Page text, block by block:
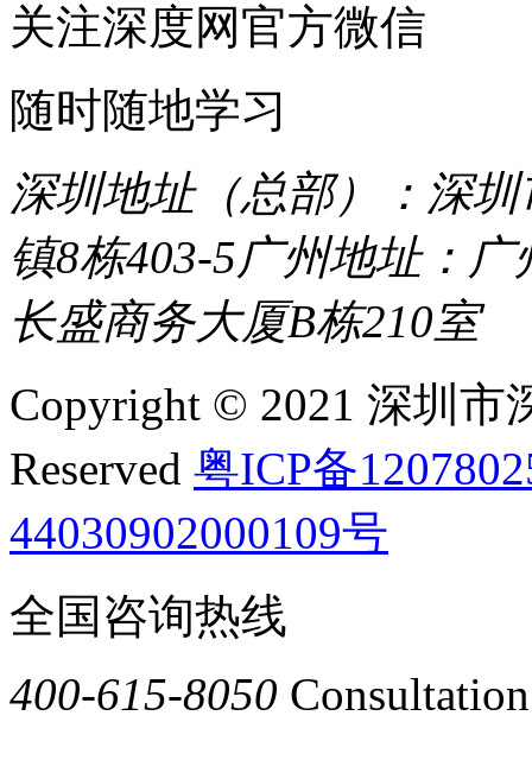
关注深度网官方微信
随时随地学习
深圳地址（总部）：深
镇8栋403-5广州地址：
长盛商务大厦B栋210室
Copyright © 2021 深圳市
Reserved 粤ICP备
44030902000109号
全国咨询热线
400-615-8050